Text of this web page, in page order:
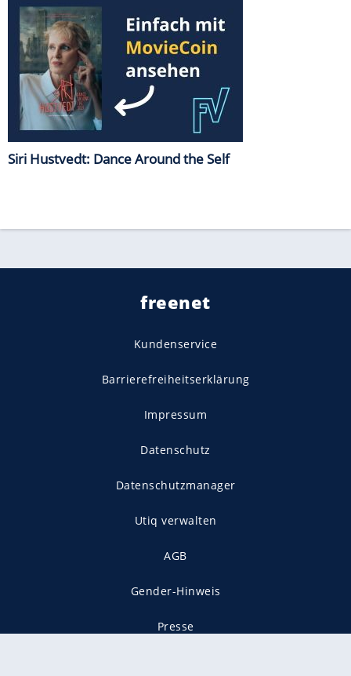
Siri Hustvedt: Dance Around the Self
freenet
Kundenservice
Barrierefreiheitserklärung
Impressum
Datenschutz
Datenschutzmanager
Utiq verwalten
AGB
Gender-Hinweis
Presse